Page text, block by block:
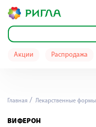
Акции Распродажа
Главная Лекарственные формы
ВИФЕРОН